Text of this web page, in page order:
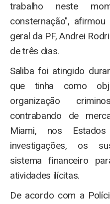
trabalho neste
consternação",
geral da PF, Andrei
de três dias.
Saliba foi atingido
que tinha como
organização
contrabando de
Miami, nos
investigações, os
sistema financeiro
atividades ilícitas.
De acordo com a